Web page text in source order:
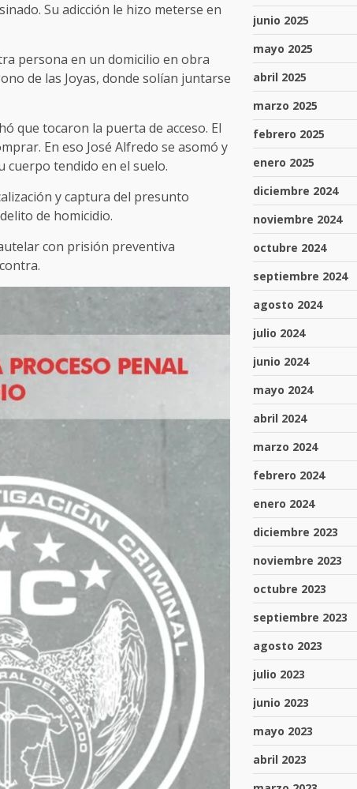
Su adicción le hizo meterse en
persona en un domicilio en obra
de las Joyas, donde solían juntarse
que tocaron la puerta de acceso. El
En eso José Alfredo se asomó y
cuerpo tendido en el suelo.
y captura del presunto
de homicidio.
con prisión preventiva
junio 2025
mayo 2025
abril 2025
marzo 2025
febrero 2025
enero 2025
diciembre 2024
noviembre 2024
octubre 2024
septiembre 2024
agosto 2024
julio 2024
junio 2024
mayo 2024
abril 2024
marzo 2024
febrero 2024
enero 2024
diciembre 2023
noviembre 2023
octubre 2023
septiembre 2023
agosto 2023
julio 2023
junio 2023
mayo 2023
abril 2023